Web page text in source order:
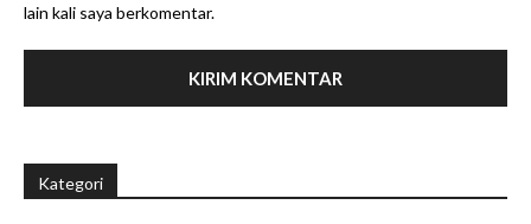
lain kali saya berkomentar.
Kategori